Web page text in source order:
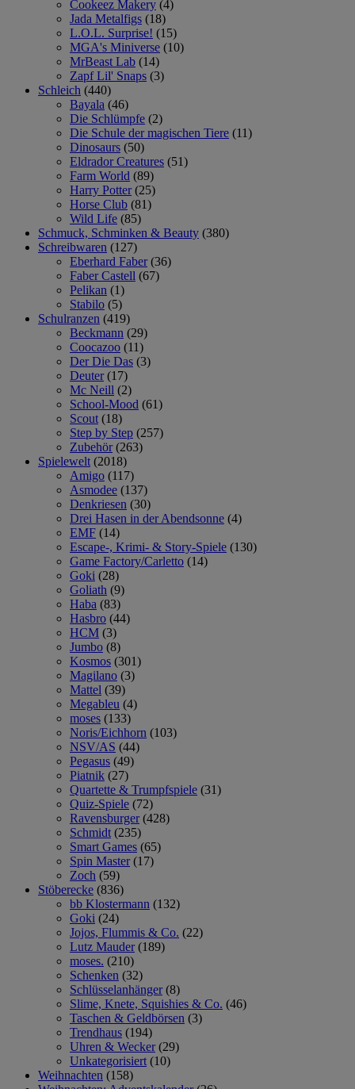
Cookeez Makery (4)
Jada Metalfigs (18)
L.O.L. Surprise! (15)
MGA's Miniverse (10)
MrBeast Lab (14)
Zapf Lil' Snaps (3)
Schleich (440)
Bayala (46)
Die Schlümpfe (2)
Die Schule der magischen Tiere (11)
Dinosaurs (50)
Eldrador Creatures (51)
Farm World (89)
Harry Potter (25)
Horse Club (81)
Wild Life (85)
Schmuck, Schminken & Beauty (380)
Schreibwaren (127)
Eberhard Faber (36)
Faber Castell (67)
Pelikan (1)
Stabilo (5)
Schulranzen (419)
Beckmann (29)
Coocazoo (11)
Der Die Das (3)
Deuter (17)
Mc Neill (2)
School-Mood (61)
Scout (18)
Step by Step (257)
Zubehör (263)
Spielewelt (2018)
Amigo (117)
Asmodee (137)
Denkriesen (30)
Drei Hasen in der Abendsonne (4)
EMF (14)
Escape-, Krimi- & Story-Spiele (130)
Game Factory/Carletto (14)
Goki (28)
Goliath (9)
Haba (83)
Hasbro (44)
HCM (3)
Jumbo (8)
Kosmos (301)
Magilano (3)
Mattel (39)
Megableu (4)
moses (133)
Noris/Eichhorn (103)
NSV/AS (44)
Pegasus (49)
Piatnik (27)
Quartette & Trumpfspiele (31)
Quiz-Spiele (72)
Ravensburger (428)
Schmidt (235)
Smart Games (65)
Spin Master (17)
Zoch (59)
Stöberecke (836)
bb Klostermann (132)
Goki (24)
Jojos, Flummis & Co. (22)
Lutz Mauder (189)
moses. (210)
Schenken (32)
Schlüsselanhänger (8)
Slime, Knete, Squishies & Co. (46)
Taschen & Geldbörsen (3)
Trendhaus (194)
Uhren & Wecker (29)
Unkategorisiert (10)
Weihnachten (158)